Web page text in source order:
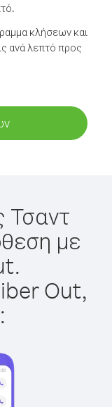
κλήσεων και
ανά λεπτό προς
Τσαντ
με
Out,